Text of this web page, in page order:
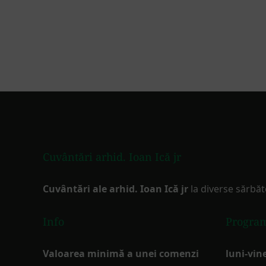
Cuvântări arhid. Ioan Ică jr
Cuvântări ale arhid. Ioan Ică jr la diverse
Info
Valoarea minimă a unei comenzi
luni-